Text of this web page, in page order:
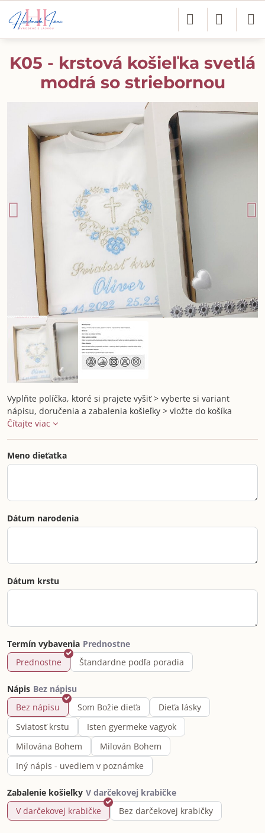
K05 - krstová košieľka svetlá
modrá so striebornou
Vyplňte políčka, ktoré si prajete vyšiť > vyberte si variant
nápisu, doručenia a zabalenia košieľky > vložte do košíka
Čítajte viac
Meno dieťatka
Dátum narodenia
Dátum krstu
Termín vybavenia
Prednostne
Štandardne podľa poradia
Nápis
Bez nápisu
Som Božie dieťa
Dieťa lásky
Sviatosť krstu
Isten gyermeke vagyok
Milována Bohem
Milován Bohem
Iný nápis - uvediem v poznámke
Zabalenie košieľky
V darčekovej krabičke
Bez darčekovej krabičky